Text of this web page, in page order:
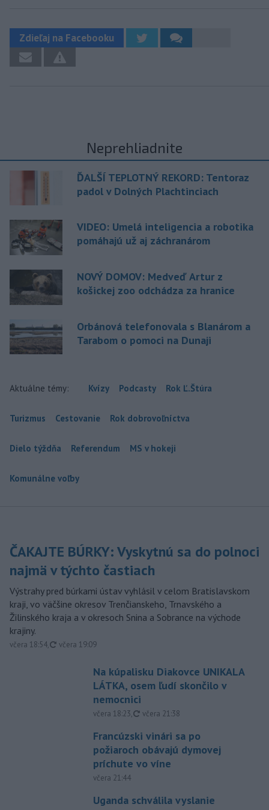
Zdieľaj na Facebooku
Neprehliadnite
ĎALŠÍ TEPLOTNÝ REKORD: Tentoraz
padol v Dolných Plachtinciach
VIDEO: Umelá inteligencia a robotika
pomáhajú už aj záchranárom
NOVÝ DOMOV: Medveď Artur z
košickej zoo odchádza za hranice
Orbánová telefonovala s Blanárom a
Tarabom o pomoci na Dunaji
Aktuálne témy: Kvízy Podcasty Rok Ľ.Štúra
Turizmus Cestovanie Rok dobrovoľníctva
Dielo týždňa Referendum MS v hokeji
Komunálne voľby
ČAKAJTE BÚRKY: Vyskytnú sa do polnoci
najmä v týchto častiach
Výstrahy pred búrkami ústav vyhlásil v celom Bratislavskom
kraji, vo väčšine okresov Trenčianskeho, Trnavského a
Žilinského kraja a v okresoch Snina a Sobrance na východe
krajiny.
včera 18:54, aktualizované
včera 19:09
Na kúpalisku Diakovce UNIKALA
LÁTKA, osem ľudí skončilo v
nemocnici
včera 18:23, aktualizované
včera 21:38
Francúzski vinári sa po
požiaroch obávajú dymovej
príchute vo víne
včera 21:44
Uganda schválila vyslanie